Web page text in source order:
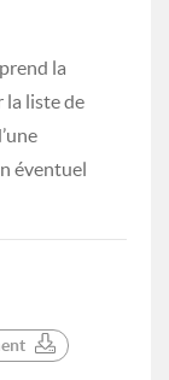
la
la liste de
éventuel